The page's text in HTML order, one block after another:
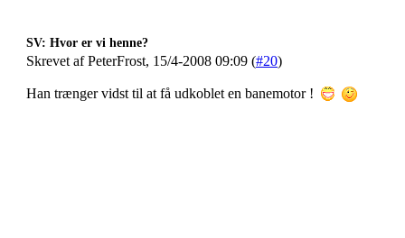
SV: Hvor er vi henne?
Skrevet af PeterFrost, 15/4-2008 09:09 (#20)
Han trænger vidst til at få udkoblet en banemotor !